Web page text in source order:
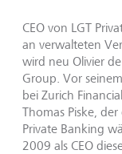
CEO von LGT
an verwalteten
wird neu Olivier
Group. Vor
bei Zurich
Thomas Piske,
Private Banking
2009 als CEO